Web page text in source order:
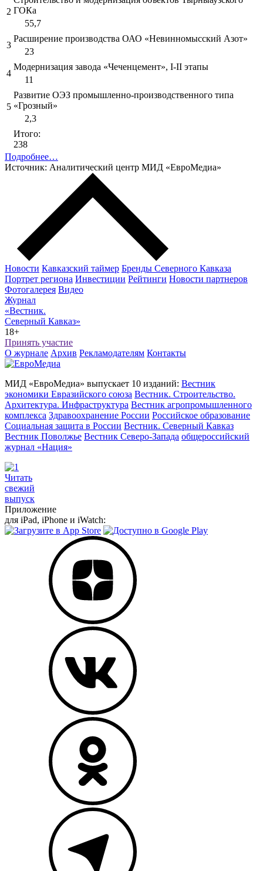
2 ГОКа
55,7
3
Расширение производства ОАО «Невинномысский Азот»
23
4
Модернизация завода «Чеченцемент», I-II этапы
11
5
Развитие ОЭЗ промышленно-производственного типа
«Грозный»
2,3
Итого:
238
Подробнее…
Источник: Аналитический центр МИД «ЕвроМедиа»
Новости Кавказский таймер Бренды Северного Кавказа
Портрет региона Инвестиции Рейтинги Новости партнеров
Фотогалерея Видео
Журнал
«Вестник.
Северный Кавказ»
18+
Принять участие
О журнале Архив Рекламодателям Контакты
МИД «ЕвроМедиа» выпускает 10 изданий: Вестник
экономики Евразийского союза Вестник. Строительство.
Архитектура. Инфраструктура Вестник агропромышленного
комплекса Здравоохранение России Российское образование
Социальная защита в России Вестник. Северный Кавказ
Вестник Поволжье Вестник Северо-Запада общероссийский
журнал «Нация»
Читать
свежий
выпуск
Приложение
для iPad, iPhone и iWatch: